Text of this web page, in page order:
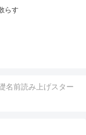
らす
名前読み上げスター